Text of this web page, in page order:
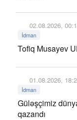
02.08.2026,
İdman
Tofiq Musayev
01.08.2026,
İdman
Güləşçimiz
qazandı